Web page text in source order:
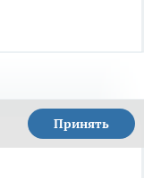
Принять